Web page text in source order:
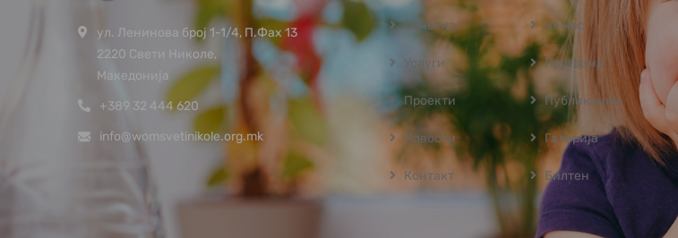
ул. Ленинова број 1-1/4, П.Фах 13
2220 Свети Николе,
Македонија
+389 32 444 620
info@womsvetinikole.org.mk
Почетна За нас
Услуги Програмa
Проекти Публикации
Новости Галерија
Контакт Билтен